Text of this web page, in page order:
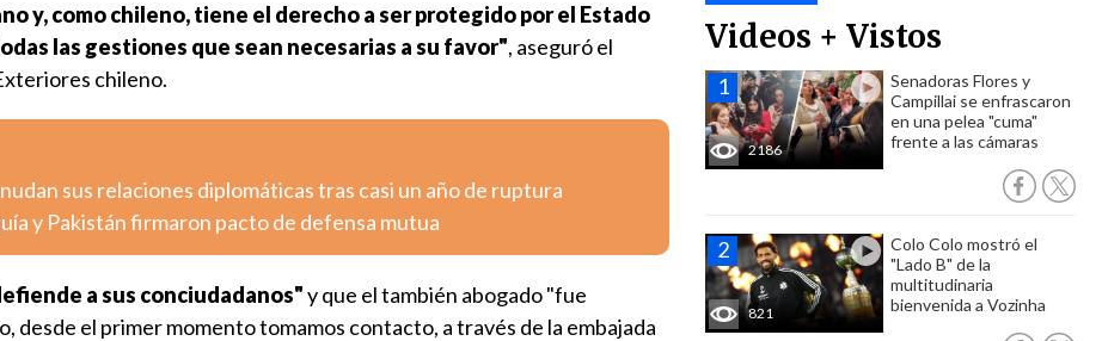
Videos + Vistos
2186
Senadoras Flores y
Campillai se enfrascaron
en una pelea "cuma"
frente a las cámaras
821
Colo Colo mostró el
"Lado B" de la
multitudinaria
bienvenida a Vozinha
y, como chileno, tiene el derecho a ser protegido por el Estado
las gestiones que sean necesarias a su favor", aseguró el
chileno.
sus relaciones diplomáticas tras casi un año de ruptura
y Pakistán firmaron pacto de defensa mutua
a sus conciudadanos"y que el también abogado "fue
desde el primer momento tomamos contacto, a través de la embajada